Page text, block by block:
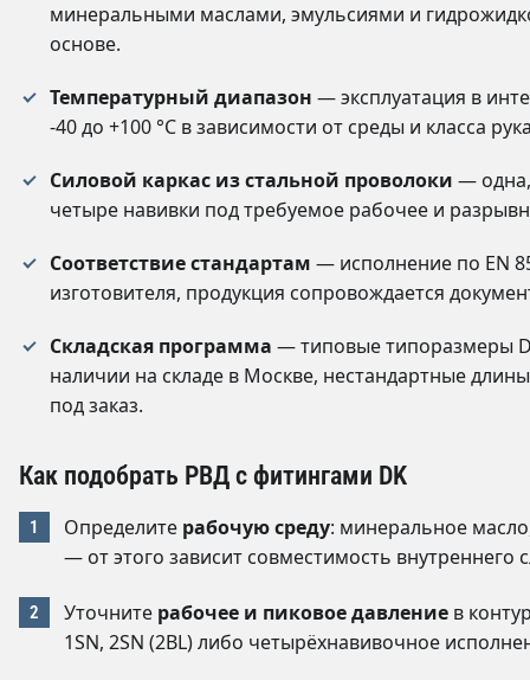
минеральными маслами, эмульсиями и
основе.
Температурный диапазон — эксплуатация в
-40 до +100 °C в зависимости от среды и класса
Силовой каркас из стальной проволоки —
четыре навивки под требуемое рабочее и
Соответствие стандартам — исполнение по EN
изготовителя, продукция сопровождается
Складская программа — типовые типоразмеры
наличии на складе в Москве, нестандартные
под заказ.
Как подобрать РВД с фитингами DK
Определите рабочую среду: минеральное
— от этого зависит совместимость внутреннего
Уточните рабочее и пиковое давление в
1SN, 2SN (2BL) либо четырёхнавивочное